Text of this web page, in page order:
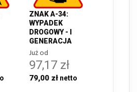
ZNAK A-34:
WYPADEK
DROGOWY - I
GENERACJA
Już od
97,17 zł
79,00 zł